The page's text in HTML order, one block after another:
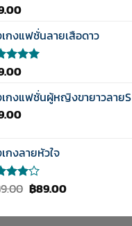
ต่กงแฟชั่นลายเสือดาว
ะแนน
นน
กงแฟชั่นผู้หญิงขายาวลายS
กงลายหัวใจ
Original
was:
฿89.00Current
is: